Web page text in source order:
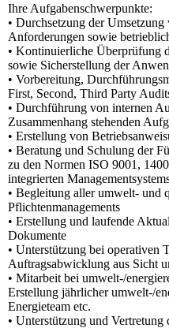
Ihre Aufgabenschwerpunkte:
• Durchsetzung der
Anforderungen sowie
• Kontinuierliche Überprüfung
sowie Sicherstellung der
• Vorbereitung,
First, Second, Third Party
• Durchführung von internen
Zusammenhang stehenden
• Erstellung von
• Beratung und Schulung der
zu den Normen ISO 9001,
integrierten
• Begleitung aller umwelt- und
Pflichtenmanagements
• Erstellung und laufende
Dokumente
• Unterstützung bei operativen
Auftragsabwicklung aus Sicht
• Mitarbeit bei umwelt-/
Erstellung jährlicher umwelt-/
Energieteam etc.
• Unterstützung und Vertretung